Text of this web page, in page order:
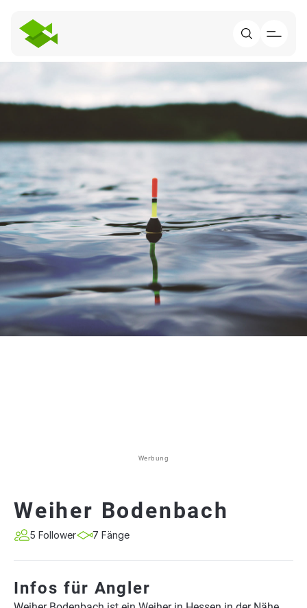
Werbung
Weiher Bodenbach
5 Follower 7 Fänge
Infos für Angler